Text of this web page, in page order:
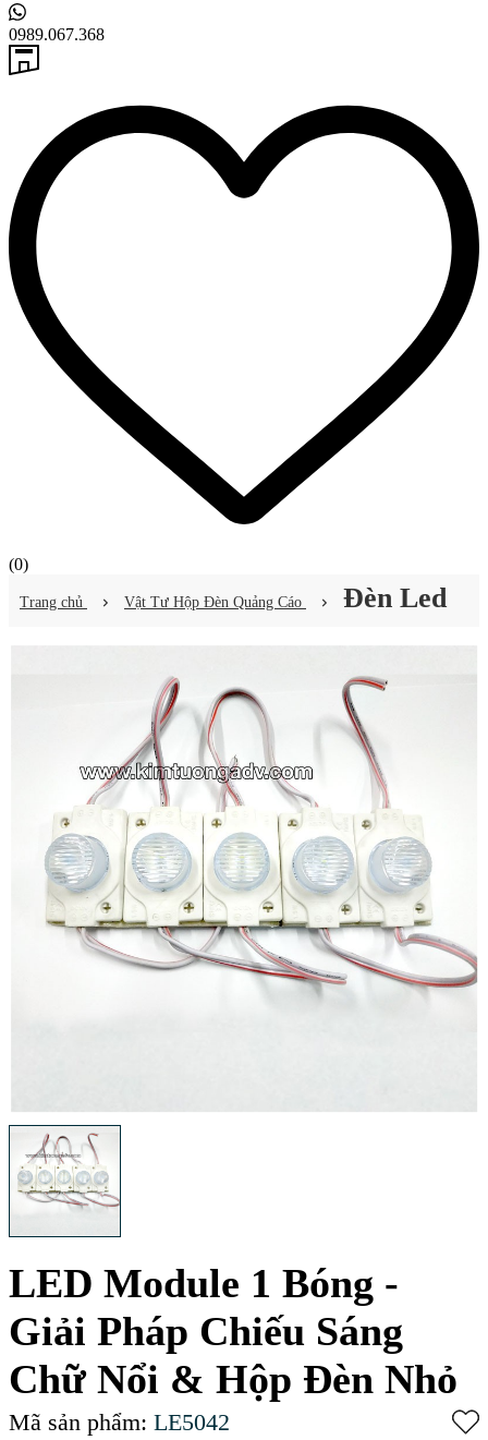
0989.067.368
(0)
Trang chủ Vật Tư Hộp Đèn Quảng Cáo Đèn Led
LED Module 1 Bóng -
Giải Pháp Chiếu Sáng
Chữ Nổi & Hộp Đèn Nhỏ
Mã sản phẩm: LE5042